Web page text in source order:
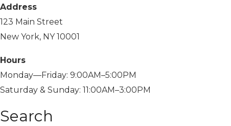
Address
123 Main Street
New York, NY 10001
Hours
Monday—Friday: 9:00AM–5:00PM
Saturday & Sunday: 11:00AM–3:00PM
Search